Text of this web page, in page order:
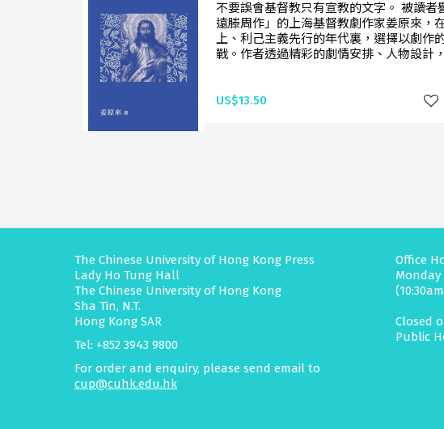
不要誤會基督教只有宣教的文字。 被讀者
遠滕周作」的上海基督教劇作家姜原來，
上、利己主義先行的年代裏，選擇以劇作
戰。作者透過精彩的劇情安排、人物設計
US$13.50
The Chinese University of Hong Kong Press
Lady Ho Tung Hall
The Chinese University of Hong Kong
Sha Tin, N.T.
Hong Kong SAR
Tel: +852 3943 9800
For order and enquiry, please send email to
cup@cuhk.edu.hk
Office
Monday
Closed
Public